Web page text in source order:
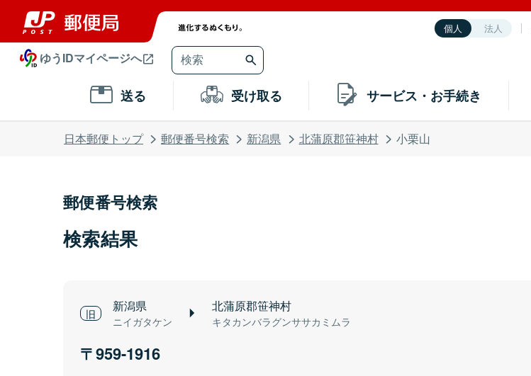
個人 法人
ゆうIDマイページへ
送る 受け取る サービス・お手続き
日本郵便トップ 郵便番号検索 新潟県 北蒲原郡笹神村 小栗山
郵便番号検索
検索結果
新潟県
ニイガタケン
北蒲原郡笹神村
キタカンバラグンササカミムラ
959-1916